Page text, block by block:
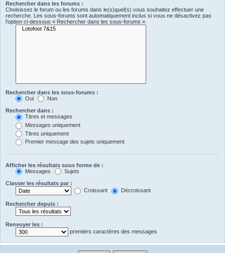
Rechercher dans les forums :
Choisissez le forum ou les forums dans le(s)quel(s) vous souhaitez effectuer une
recherche. Les sous-forums sont automatiquement inclus si vous ne désactivez pas
l’option ci-dessous « Rechercher dans les sous-forums ».
Rechercher dans les sous-forums :
Oui
Non
Rechercher dans :
Titres et messages
Messages uniquement
Titres uniquement
Premier message des sujets uniquement
Afficher les résultats sous forme de :
Messages
Sujets
Classer les résultats par :
Croissant
Décroissant
Rechercher depuis :
Renvoyer les :
premiers caractères des messages